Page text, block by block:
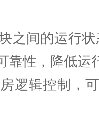
之间的运行
靠性，降低运
逻辑控制，